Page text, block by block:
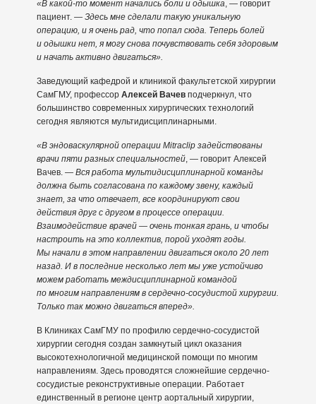
«В какой-то момент начались боли и одышка, — говорит
пациент. — Здесь мне сделали такую уникальную
операцию, и я очень рад, что попал сюда. Теперь болей
и одышки нет, я могу снова почувствовать себя здоровым
и начать активно двигаться».
Заведующий кафедрой и клиникой факультетской хирургии
СамГМУ, профессор Алексей Вачевподчеркнул, что
большинство современных хирургических технологий
сегодня являются мультидисциплинарными.
«В эндоваскулярной операции Mitraclip задействованы
врачи пяти разных специальностей, — говорит Алексей
Вачев. — Вся работа мультидисциплинарной команды
должна быть согласована по каждому звену, каждый
знает, за что отвечает, все координируют свои
действия друг с другом в процессе операции.
Взаимодействие врачей — очень тонкая грань, и чтобы
настроить на это коллектив, порой уходят годы.
Мы начали в этом направлении двигаться около 20 лет
назад. И в последние несколько лет мы уже устойчиво
можем работать междисциплинарной командой
по многим направлениям в сердечно-сосудистой хирургии.
Только так можно двигаться вперед».
В Клиниках СамГМУ по профилю сердечно-сосудистой
хирургии сегодня создан замкнутый цикл оказания
высокотехнологичной медицинской помощи по многим
направлениям. Здесь проводятся сложнейшие сердечно-
сосудистые реконструктивные операции. Работает
единственный в регионе центр аортальный хирургии,